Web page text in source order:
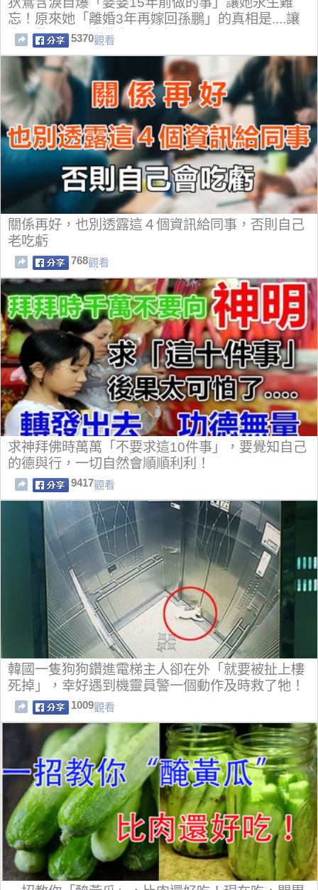
忘！原來她「離婚3年再嫁回孫鵬」的真相是....讓
人震驚不已！狄鶯真是太委屈了....
5370觀看
關係再好，也別透露這４個資訊給同事，否則自己
老吃虧
768觀看
求神拜佛時萬萬「不要求這10件事」，要覺知自己
的德與行，一切自然會順順利利！
9417觀看
韓國一隻狗狗鑽進電梯主人卻在外「就要被扯上樓
死掉」，幸好遇到機靈員警一個動作及時救了牠！
1009觀看